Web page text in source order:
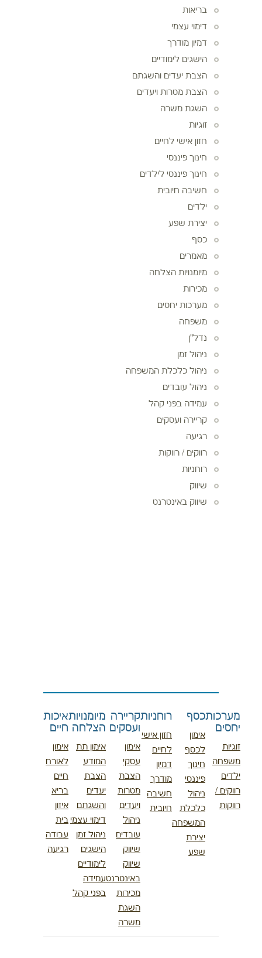
בריאות
דימוי עצמי
דמיון מודרך
הישגים לימודיים
הצבת יעדים והשגתם
הצבת מטרות ויעדים
השגת משרה
זוגיות
חזון אישי לחיים
חינוך פיננסי
חינוך פיננסי לילדים
חשיבה חיובית
ילדים
יצירת שפע
כסף
מאמרים
מיומנויות הצלחה
מכירות
מערכות יחסים
משפחה
נדל"ן
ניהול זמן
ניהול כלכלת המשפחה
ניהול עובדים
עמידה בפני קהל
קריירה ועסקים
רגיעה
רווקים / רווקות
רוחניות
שיווק
שיווק באינטרנט
מערכות
יחסים
זוגיות
משפחה
ילדים
רווקים /
רווקות
כסף
אימון
לכסף
חינוך
פיננסי
ניהול
כלכלת
המשפחה
יצירת
שפע
רוחניות
חזון אישי
לחיים
דמיון
מודרך
חשיבה
חיובית
קריירה
ועסקים
אימון
עסקי
הצבת
מטרות
ויעדים
ניהול
עובדים
שיווק
שיווק
באינטרנט
מכירות
השגת
משרה
מיומנויות
הצלחה
אימון תת
המודע
הצבת
יעדים
והשגתם
דימוי עצמי
ניהול זמן
הישגים
לימודיים
עמידה
בפני קהל
איכות
חיים
אימון
לאורח
חיים
בריא
איזון
בית
עבודה
רגיעה